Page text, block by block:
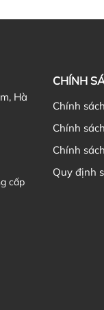
Hà
cấp
CHÍNH
Chính
Chính
Chính
Quy định